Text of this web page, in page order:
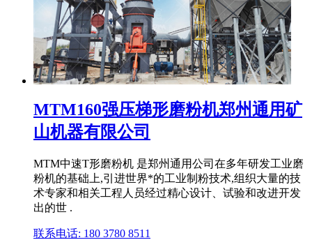
MTM160强压梯形磨粉机郑州通用矿
山机器有限公司
MTM中速T形磨粉机 是郑州通用公司在多年研发工业磨
粉机的基础上,引进世界*的工业制粉技术,组织大量的技
术专家和相关工程人员经过精心设计、试验和改进开发
出的世 .
联系电话: 180 3780 8511